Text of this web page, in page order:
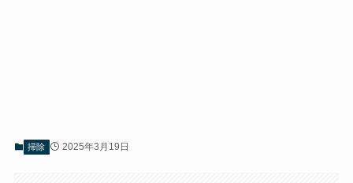
掃除 2025年3月19日